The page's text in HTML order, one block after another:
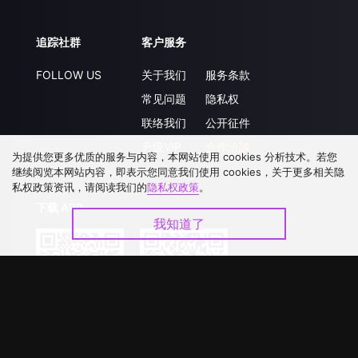
追踪社群
FOLLOW US
客户服务
关于我们
常见问题
联络我们
服务条款
隐私权
公开征件
下载 APP
为提供您更多优质的服务与内容，本网站使用 cookies 分析技术。若您
继续阅览本网站内容，即表示您同意我们使用 cookies，关于更多相关隐
私权政策资讯，请阅读我们的隐私权政策。
我知道了